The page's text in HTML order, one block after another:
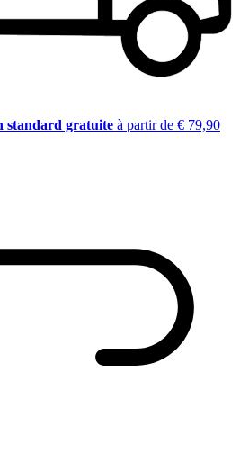
standard gratuite à partir de € 79,90